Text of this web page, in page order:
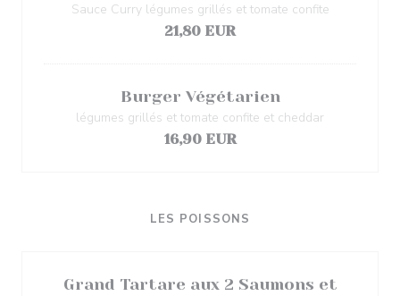
Sauce Curry légumes grillés et tomate confite
21,80 EUR
Burger Végétarien
légumes grillés et tomate confite et cheddar
16,90 EUR
LES POISSONS
Grand Tartare aux 2 Saumons et